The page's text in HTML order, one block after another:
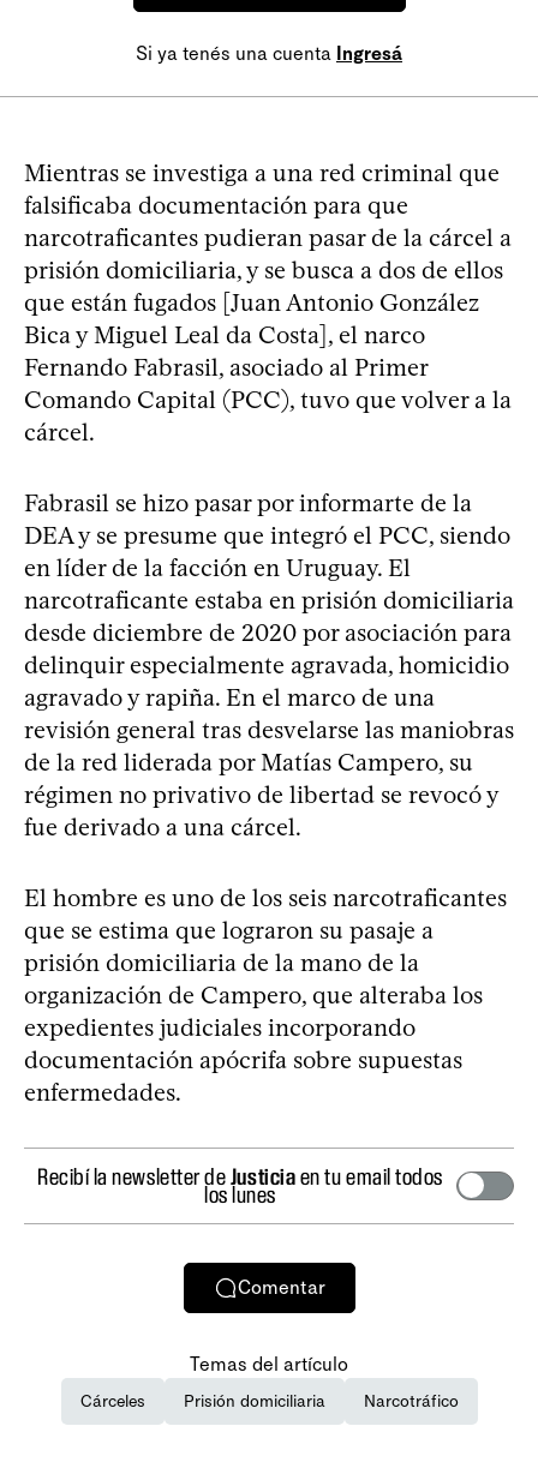
Si ya tenés una cuenta Ingresá
Mientras se investiga a una red criminal que
falsificaba documentación para que
narcotraficantes pudieran pasar de la cárcel a
prisión domiciliaria, y se busca a dos de ellos
que están fugados [Juan Antonio González
Bica y Miguel Leal da Costa], el narco
Fernando Fabrasil, asociado al Primer
Comando Capital (PCC), tuvo que volver a la
cárcel.
Fabrasil se hizo pasar por informarte de la
DEA y se presume que integró el PCC, siendo
en líder de la facción en Uruguay. El
narcotraficante estaba en prisión domiciliaria
desde diciembre de 2020 por asociación para
delinquir especialmente agravada, homicidio
agravado y rapiña. En el marco de una
revisión general tras desvelarse las maniobras
de la red liderada por Matías Campero, su
régimen no privativo de libertad se revocó y
fue derivado a una cárcel.
El hombre es uno de los seis narcotraficantes
que se estima que lograron su pasaje a
prisión domiciliaria de la mano de la
organización de Campero, que alteraba los
expedientes judiciales incorporando
documentación apócrifa sobre supuestas
enfermedades.
Recibí la newsletter deJusticiaen tu email todos
los lunes
Comentar
Temas del artículo
Cárceles Prisión domiciliaria Narcotráfico